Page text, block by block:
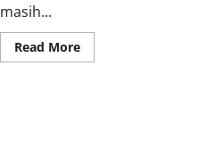
masih...
Read MoreRead
more